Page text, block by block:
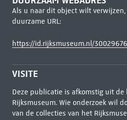
Als u naar dit object wilt
duurzame URL:
https://id.rijksmuseum.nl/
VISITE
Deze publicatie is afkomstig uit
Rijksmuseum. Wie onderzoek wil
van de collecties van het